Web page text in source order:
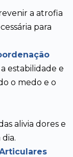
a atrofia
para
estabilidade e
o medo e o
alivia dores e